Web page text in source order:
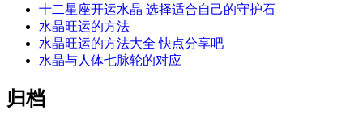
十二星座开运水晶 选择适合自己的守护石
水晶旺运的方法
水晶旺运的方法大全 快点分享吧
水晶与人体七脉轮的对应
归档